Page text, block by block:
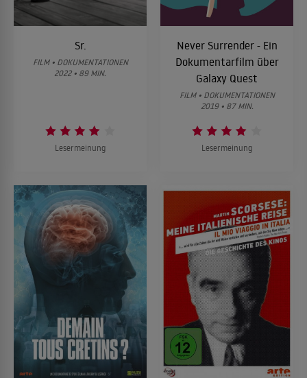
Sr.
FILM • DOKUMENTATIONEN
2022 • 89 MIN.
Lesermeinung
Never Surrender - Ein
Dokumentarfilm über
Galaxy Quest
FILM • DOKUMENTATIONEN
2019 • 87 MIN.
Lesermeinung